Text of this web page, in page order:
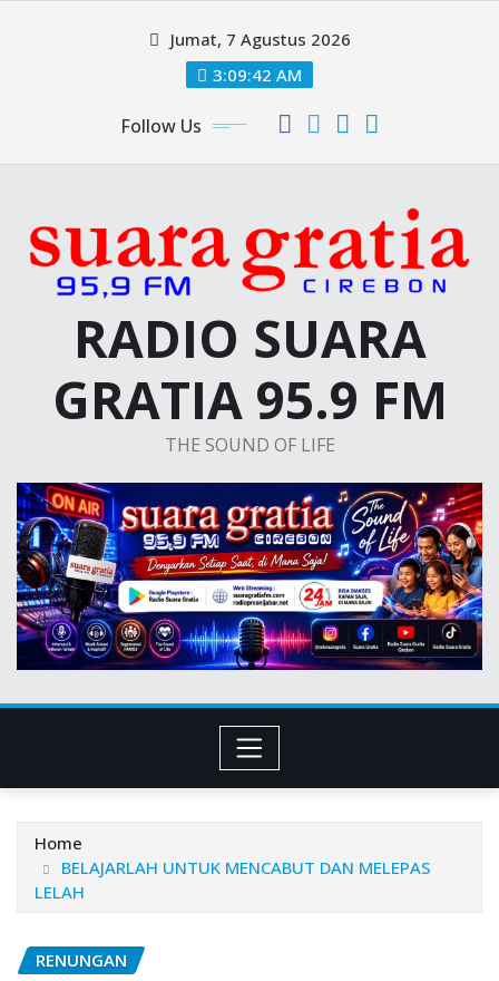
Jumat, 7 Agustus 2026
3:09:43 AM
Follow Us
RADIO SUARA
GRATIA 95.9 FM
THE SOUND OF LIFE
Home
BELAJARLAH UNTUK MENCABUT DAN MELEPAS
LELAH
RENUNGAN